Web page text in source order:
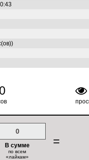
0
0
В сумме
по всем
«лайкам»
=